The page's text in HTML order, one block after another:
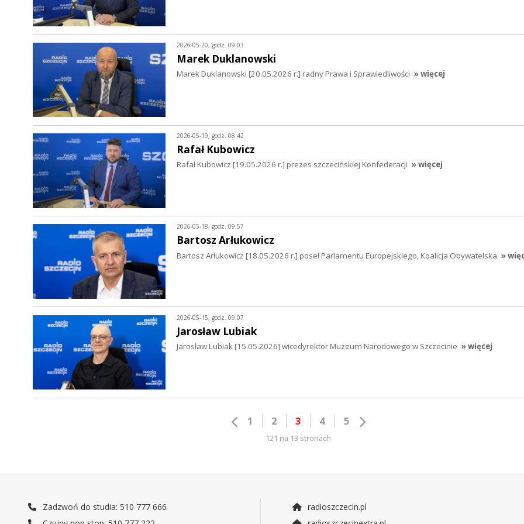
2026-05-20, godz. 09:03
Marek Duklanowski
Marek Duklanowski [20.05.2026 r.] radny Prawa i Sprawiedliwości » więcej
2026-05-19, godz. 08:42
Rafał Kubowicz
Rafał Kubowicz [19.05.2026 r.] prezes szczecińskiej Konfederacji » więcej
2026-05-18, godz. 09:57
Bartosz Arłukowicz
Bartosz Arłukowicz [18.05.2026 r.] poseł Parlamentu Europejskiego, Koalicja Obywatelska »
2026-05-15, godz. 09:07
Jarosław Lubiak
Jarosław Lubiak [15.05.2026] wicedyrektor Muzeum Narodowego w Szczecinie » więcej
1 2 3 4 5
121 na 13 stronach
Zadzwoń do studia: 510 777 666
radioszczecin.pl